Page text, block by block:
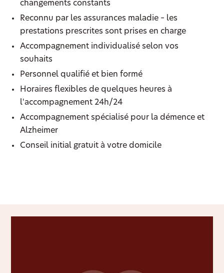
changements constants
Reconnu par les assurances maladie – les
prestations prescrites sont prises en charge
Accompagnement individualisé selon vos
souhaits
Personnel qualifié et bien formé
Horaires flexibles de quelques heures à
l'accompagnement 24h/24
Accompagnement spécialisé pour la démence et
Alzheimer
Conseil initial gratuit à votre domicile